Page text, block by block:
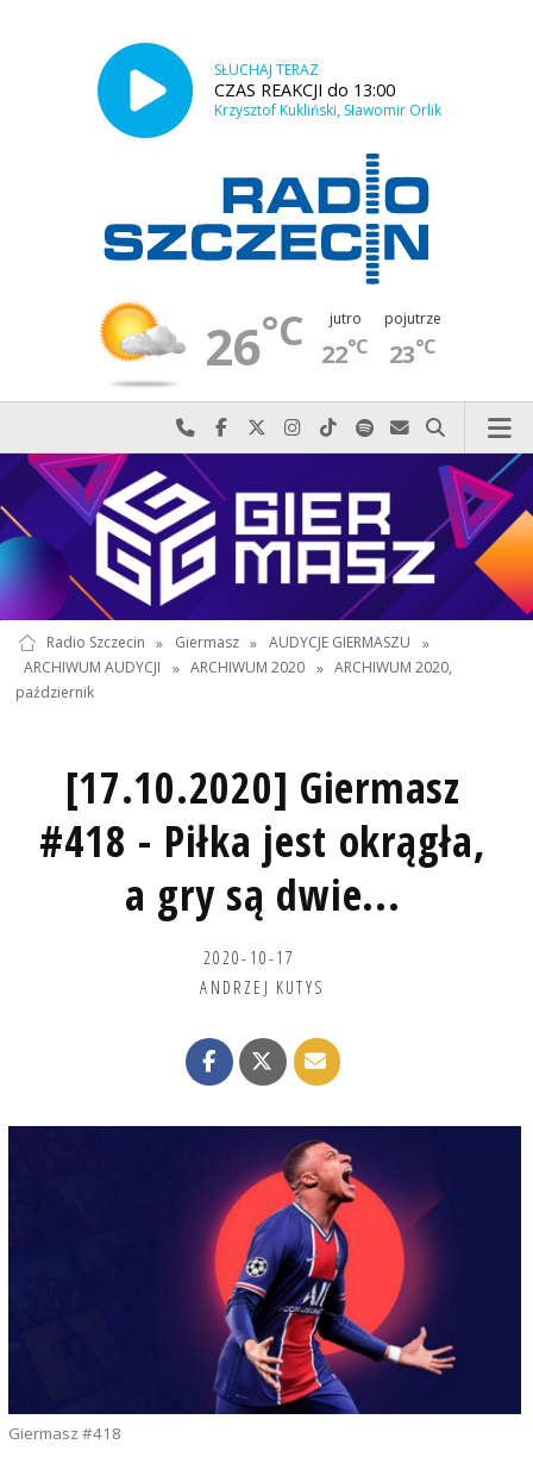
SŁUCHAJ TERAZ
CZAS REAKCJI do 13:00
Krzysztof Kukliński, Sławomir Orlik
26°C jutro
22°C
pojutrze
23°C
Najlepiej po prostu do nas zadzwoń
Odwiedź nas na Facebook-u
Odwiedź nas na X
Odwiedź nas na Instagram-ie
Odwiedź nas na TikTok-u
Szukaj nas na Spotify
Wyślij do nas
Szukaj
Radio Szczecin » Giermasz » AUDYCJE GIERMASZU
»
ARCHIWUM AUDYCJI
» ARCHIWUM 2020 » ARCHIWUM 2020,
październik
[17.10.2020] Giermasz
#418 - Piłka jest okrągła,
a gry są dwie...
2020-10-17
ANDRZEJ KUTYS
Giermasz #418